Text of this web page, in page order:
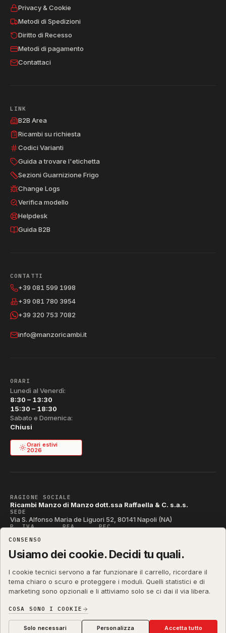
Privacy & Cookie
Metodi di Spedizioni
Diritto di Recesso
Metodi di pagamento
Contattaci
LINK
B2B Area
Ricambi su richiesta
Codici Varianti
Guida a trovare l'etichetta
Sezioni Guarnizione Frigo
Change Logs
Verifica modello
Helpdesk
Guida B2B
CONTATTI
+39 081 599 1998
+39 081 780 3954
+39 320 753 7082
info@manzoricambi.it
ORARI
Lunedì al Venerdì:
8:30 – 13:30
15:30 – 18:30
Sabato e Domenica:
Chiusi
Orari estivi
2026
RAGIONE SOCIALE
Ricambi Manzo di Manzo dott.ssa Raffaella & C. s.a.s.
SEDE
Via S. Alfonso Maria de Liguori 52, 80141 Napoli (NA)
P. IVA REA PEC
CODICE SDI
T04ZHR3
manzoricambi.it ©
Stefano Russo
Privacy & Cookie·Termini
Preferenze cookie
CONSENSO
Usiamo dei cookie. Decidi tu quali.
I cookie tecnici servono a far funzionare il carrello, ricordare il
tema chiaro o scuro e proteggere i moduli. Quelli statistici e di
marketing sono opzionali e li attiviamo solo se ci dai il via libera.
COSA SONO I COOKIE
Solo necessari Personalizza Accetta tutto